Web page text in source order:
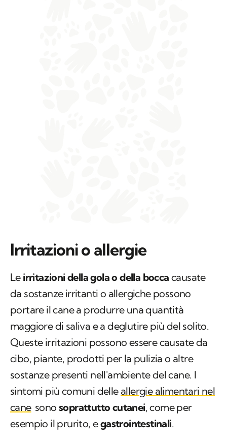
Irritazioni o allergie
Le irritazioni della gola o della bocca causate
da sostanze irritanti o allergiche possono
portare il cane a produrre una quantità
maggiore di saliva e a deglutire più del solito.
Queste irritazioni possono essere causate da
cibo, piante, prodotti per la pulizia o altre
sostanze presenti nell'ambiente del cane. I
sintomi più comuni delle allergie alimentari nel
cane sonosoprattutto cutanei, come per
esempio il prurito, egastrointestinali.